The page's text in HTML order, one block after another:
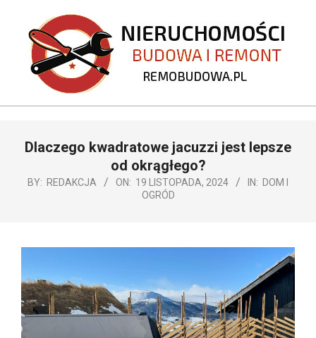
content
REMOBUDOWA.PL
NavigationDlaczego kwadratowe jacuzzi jest lepsze
od okrągłego?
BY: REDAKCJA ON: 19 LISTOPADA, 2024 IN: DOM I
OGRÓD